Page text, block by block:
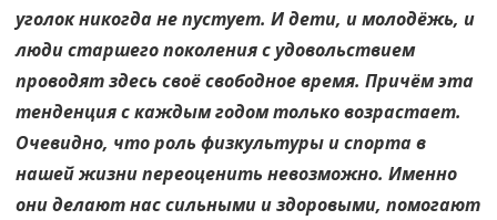
уголок никогда не пустует. И дети, и молодёжь, и
люди старшего поколения с удовольствием
проводят здесь своё свободное время. Причём эта
тенденция с каждым годом только возрастает.
Очевидно, что роль физкультуры и спорта в
нашей жизни переоценить невозможно. Именно
они делают нас сильными и здоровыми, помогают